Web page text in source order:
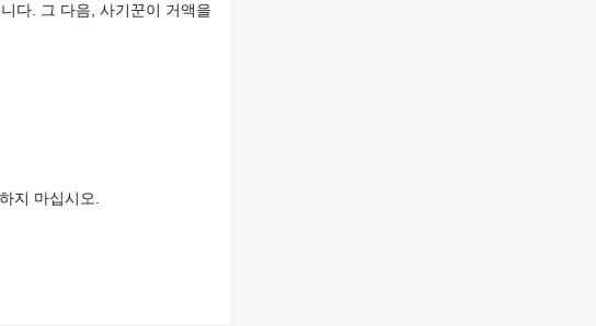
다. 그 다음, 사기꾼이 거액을
지 마십시오.